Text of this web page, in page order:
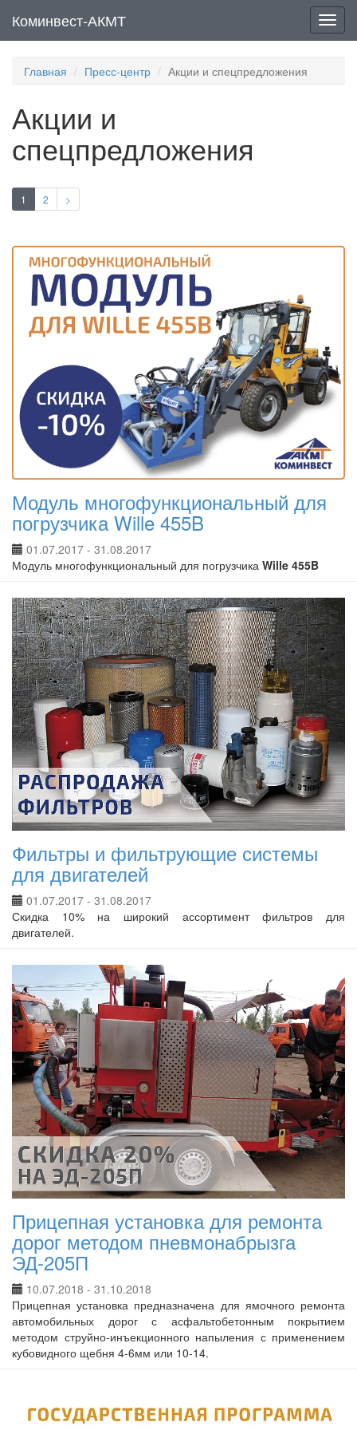
Меню
Коминвест-АКМТ
Главная Пресс-центр Акции и спецпредложения
Акции и
спецпредложения
1 2 >
Модуль многофункциональный для
погрузчика Wille 455B
01.07.2017 - 31.08.2017
Модуль многофункциональный для погрузчика Wille 455B
Фильтры и фильтрующие системы
для двигателей
01.07.2017 - 31.08.2017
Скидка 10% на широкий ассортимент фильтров для
двигателей.
Прицепная установка для ремонта
дорог методом пневмонабрызга
ЭД-205П
10.07.2018 - 31.10.2018
Прицепная установка предназначена для ямочного ремонта
автомобильных дорог с асфальтобетонным покрытием
методом струйно-инъекционного напыления с применением
кубовидного щебня 4-6мм или 10-14.